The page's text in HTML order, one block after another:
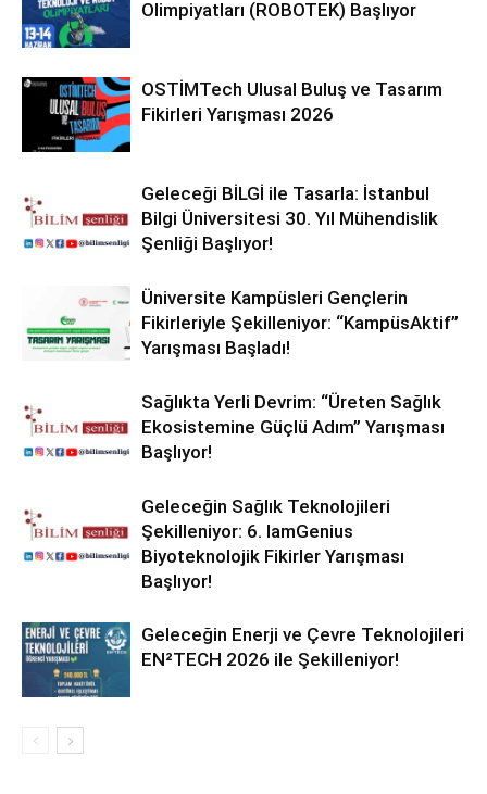
Olimpiyatları (ROBOTEK) Başlıyor
OSTİMTech Ulusal Buluş ve Tasarım
Fikirleri Yarışması 2026
Geleceği BİLGİ ile Tasarla: İstanbul
Bilgi Üniversitesi 30. Yıl Mühendislik
Şenliği Başlıyor!
Üniversite Kampüsleri Gençlerin
Fikirleriyle Şekilleniyor: “KampüsAktif”
Yarışması Başladı!
Sağlıkta Yerli Devrim: “Üreten Sağlık
Ekosistemine Güçlü Adım” Yarışması
Başlıyor!
Geleceğin Sağlık Teknolojileri
Şekilleniyor: 6. IamGenius
Biyoteknolojik Fikirler Yarışması
Başlıyor!
Geleceğin Enerji ve Çevre Teknolojileri
EN²TECH 2026 ile Şekilleniyor!